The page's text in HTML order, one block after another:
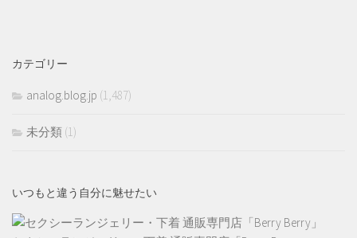
カテゴリー
analog.blog.jp (1,487)
未分類 (1)
いつもと違う自分に魅せたい